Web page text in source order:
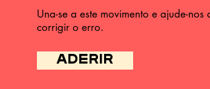
Una-se a este movimento e ajude-nos
corrigir o erro.
ADERIR